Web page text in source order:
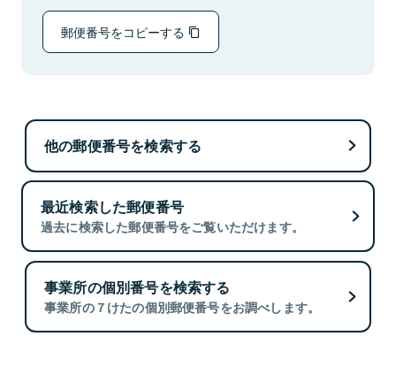
郵便番号をコピーする
他の郵便番号を検索する
最近検索した郵便番号
過去に検索した郵便番号をご覧いただけます。
事業所の個別番号を検索する
事業所の７けたの個別郵便番号をお調べします。